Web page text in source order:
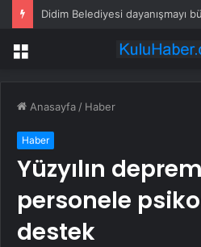
Didim Belediyesi dayanışmayı
Menü
Anasayfa / Haber
Haber
Yüzyılın
personele
destek